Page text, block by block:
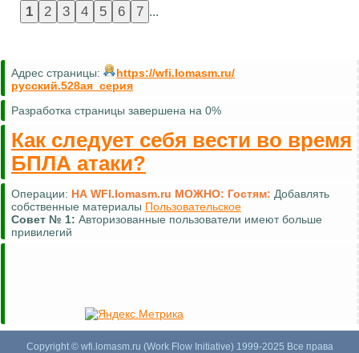
...
Адрес страницы:
https://wfi.lomasm.ru/
русский.528ая_серия
Разработка страницы завершена на 0%
Как следует себя вести во время
БПЛА атаки?
Операции: НА WFI.lomasm.ru МОЖНО: Гостям: Добавлять
собственные материалы Пользовательское
Совет № 1: Авторизованные пользователи имеют больше
привилегий
Copyright © wfi.lomasm.ru (Work Flow Initiative) 1999-2025 Все права